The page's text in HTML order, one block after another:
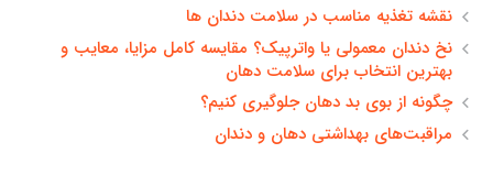
نقشه تغذیه مناسب در سلامت دندان ها
نخ دندان معمولی یا واترپیک؟ مقایسه کامل مزایا، معایب و
بهترین انتخاب برای سلامت دهان
چگونه از بوی بد دهان جلوگیری کنیم؟
مراقبت‌های بهداشتی دهان و دندان